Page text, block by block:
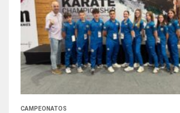
CAMPEONATOS